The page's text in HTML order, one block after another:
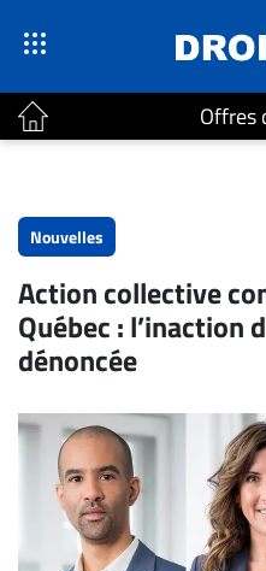
Offres
Accueil
Continu
Nominations
Bureaux
Conseillers
Juridiques
Campus
Carrière
Archives
Nouvelles
Action collective
Québec : l’inaction
dénoncée